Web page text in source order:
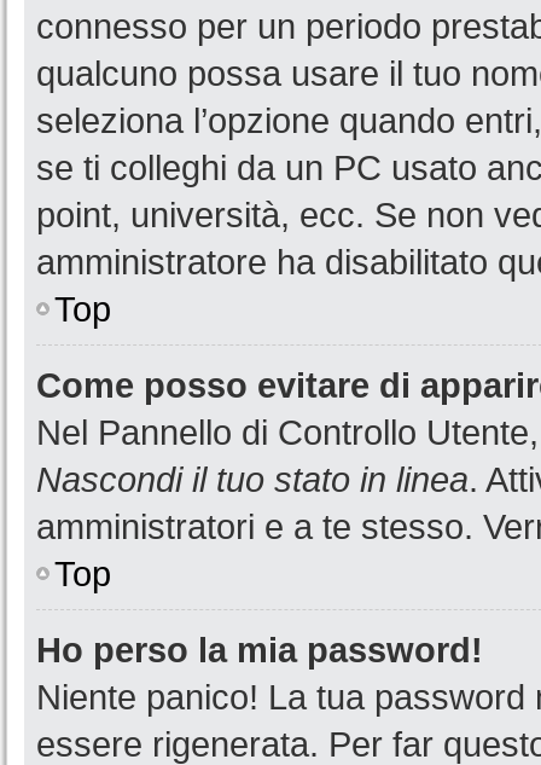
connesso per un periodo
qualcuno possa usare il tuo
seleziona l’opzione quando
se ti colleghi da un PC usato
point, università, ecc. Se non
amministratore ha disabilitato
Top
Come posso evitare di
Nel Pannello di Controllo
Nascondi il tuo stato in linea.
amministratori e a te stesso.
Top
Ho perso la mia password!
Niente panico! La tua
essere rigenerata. Per far